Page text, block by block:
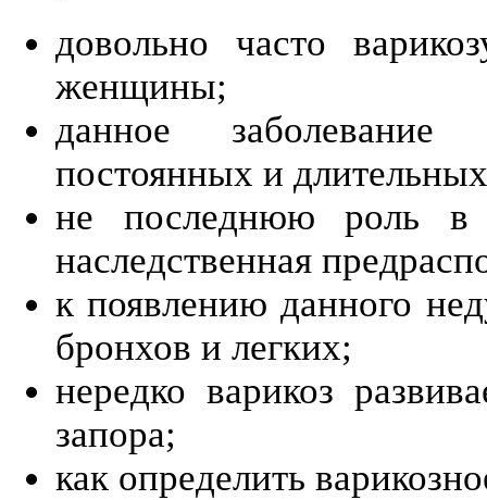
довольно часто
женщины;
данное
постоянных и
не последнюю роль в
наследственная
к появлению данного
бронхов и легких;
нередко варикоз
запора;
как определить